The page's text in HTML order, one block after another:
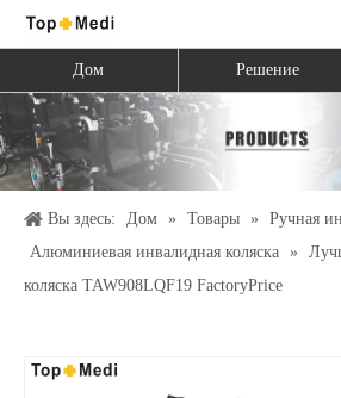
Дом Решение
Вы здесь: Дом » Товары » Ручная
Алюминиевая инвалидная коляска »
коляска TAW908LQF19 FactoryPrice